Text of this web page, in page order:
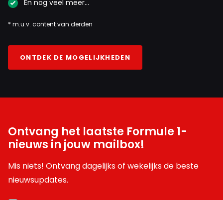
En nog veel meer…
* m.u.v. content van derden
ONTDEK DE MOGELIJKHEDEN
Ontvang het laatste Formule 1-
nieuws in jouw mailbox!
Mis niets! Ontvang dagelijks of wekelijks de beste
nieuwsupdates.